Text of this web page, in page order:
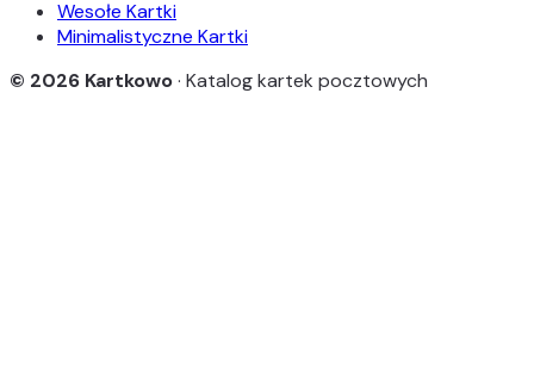
Wesołe Kartki
Minimalistyczne Kartki
© 2026 Kartkowo· Katalog kartek pocztowych